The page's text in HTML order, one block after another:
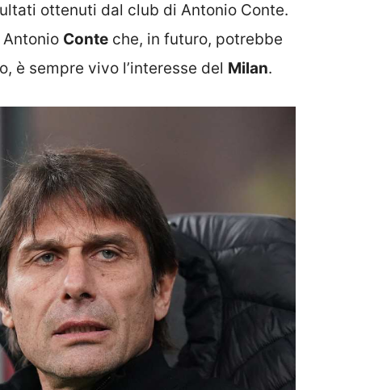
ottenuti dal club di Antonio Conte.
Conte che, in futuro, potrebbe
è sempre vivo l’interesse del Milan.